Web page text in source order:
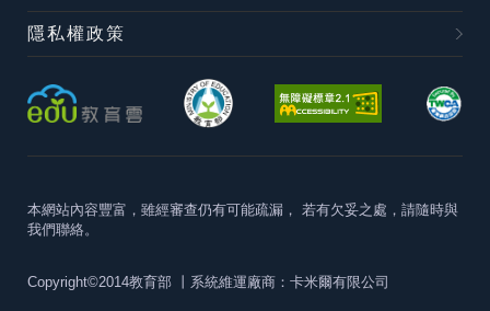
隱私權政策
本網站內容豐富，雖經審查仍有可能疏漏， 若有欠妥之處，請隨時與
我們聯絡。
Copyright©2014教育部 丨系統維運廠商：卡米爾有限公司